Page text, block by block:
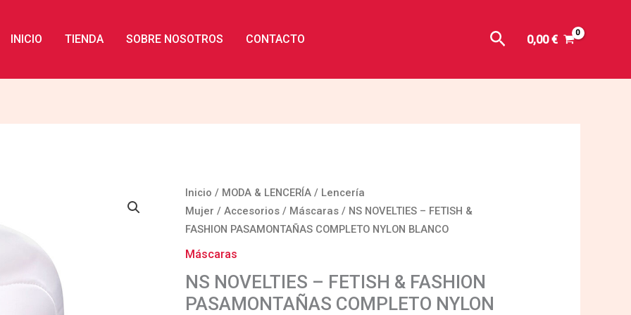
INICIO TIENDA SOBRE NOSOTROS CONTACTO Buscar
0,00€
Inicio / MODA & LENCERÍA / Lencería
Mujer /Accesorios / Máscaras / NS NOVELTIES – FETISH &
FASHION PASAMONTAÑAS COMPLETO NYLON BLANCO
Máscaras
NS NOVELTIES – FETISH & FASHION
PASAMONTAÑAS COMPLETO NYLON
NS
NOVELTIES
-
FETISH
FASHION
PASAMONTAÑAS